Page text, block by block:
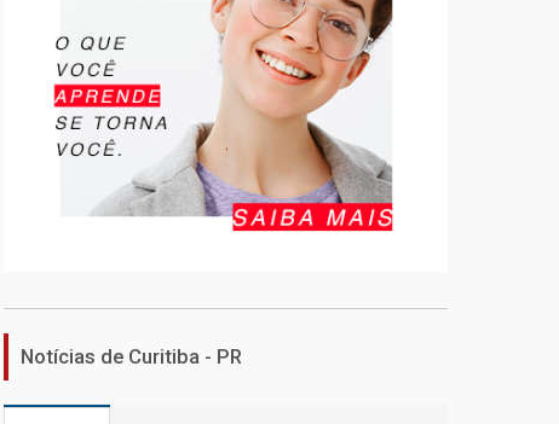
Notícias de Curitiba - PR